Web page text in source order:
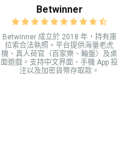
Betwinner
Betwinner 成立於 2018 年，持有庫
拉索合法執照。平台提供海量老虎
機、真人荷官（百家樂、輪盤）及桌
面遊戲。支持中文界面、手機 App 投
注以及加密貨幣存取款。